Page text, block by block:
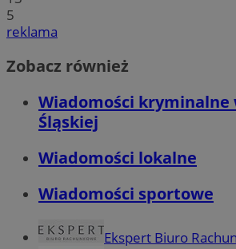
5
reklama
Zobacz również
Wiadomości kryminalne
Śląskiej
Wiadomości lokalne
Wiadomości sportowe
Ekspert Biuro